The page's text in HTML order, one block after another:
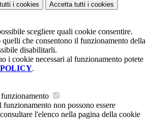
i cookies Accetta tutti i cookies
scegliere quali cookie consentire.
quelli che consentono il funzionamento della
disabilitarli.
i cookie necessari al funzionamento potete
.
non possono essere
l'elenco nella pagina della cookie